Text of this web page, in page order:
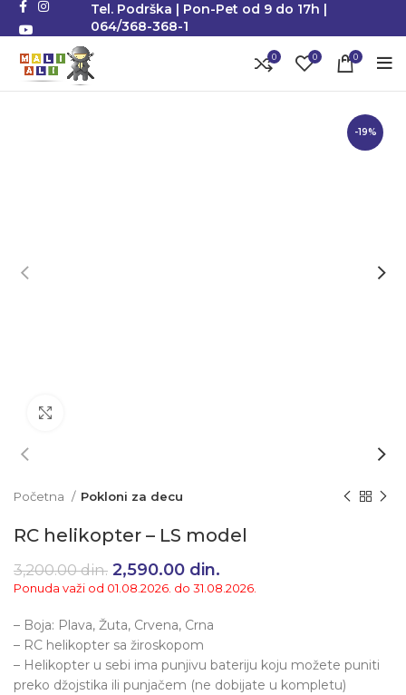
Tel. Podrška | Pon-Pet od 9 do 17h |
064/368-368-1
0 0 0
-19%
Početna Pokloni za decu
RC helikopter – LS model
3,200.00din. Originalna cena je bila:
3,200.00 din..
2,590.00 din.
2,590.00 din..
Ponuda važi od 01.08.2026. do 31.08.2026.
– Boja: Plava, Žuta, Crvena, Crna
– RC helikopter sa žiroskopom
– Helikopter u sebi ima punjivu bateriju koju možete puniti
preko džojstika ili punjačem (ne dobijate u kompletu)